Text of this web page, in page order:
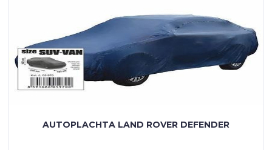
AUTOPLACHTA LAND ROVER DEFENDER